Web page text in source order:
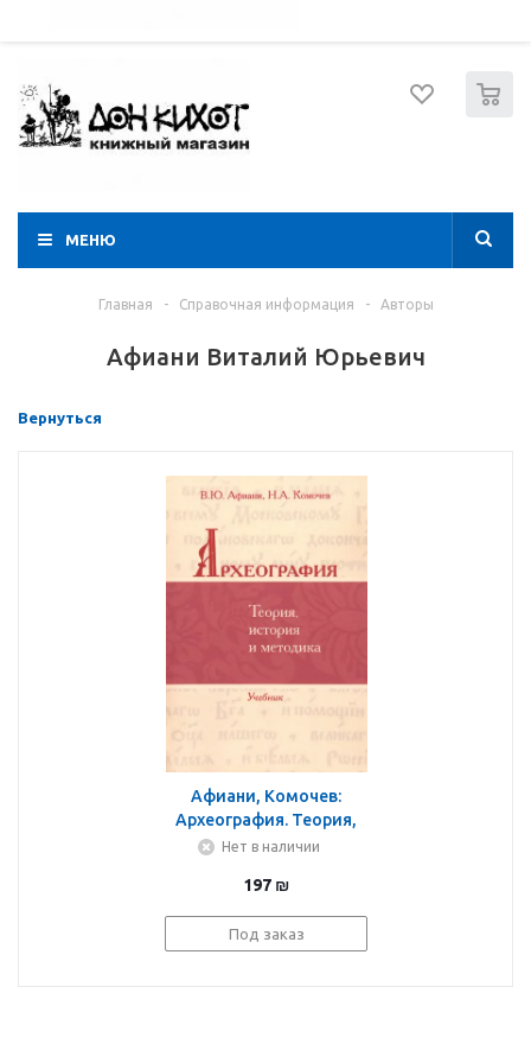
МЕНЮ
Главная - Справочная информация - Авторы
Афиани Виталий Юрьевич
Вернуться
Афиани, Комочев:
Археография. Теория,
история и методика.
Нет в наличии
197 ₪
Под заказ